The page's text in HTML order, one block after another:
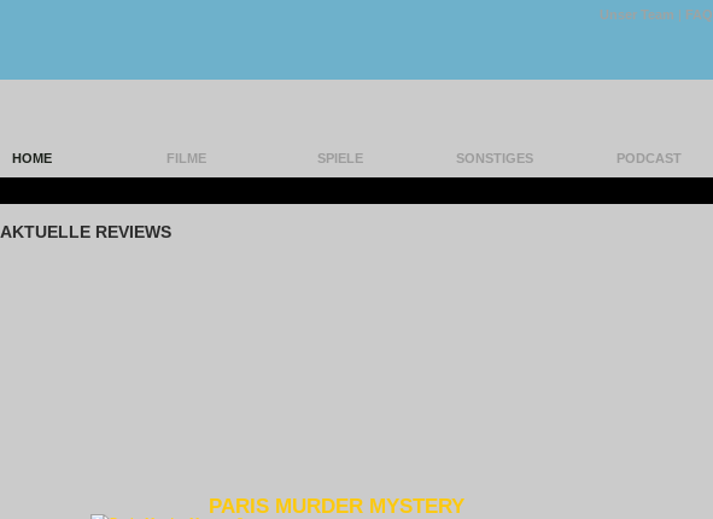
Unser Team | FAQ
HOME FILME SPIELE SONSTIGES PODCAST
AKTUELLE REVIEWS
PARIS MURDER MYSTERY